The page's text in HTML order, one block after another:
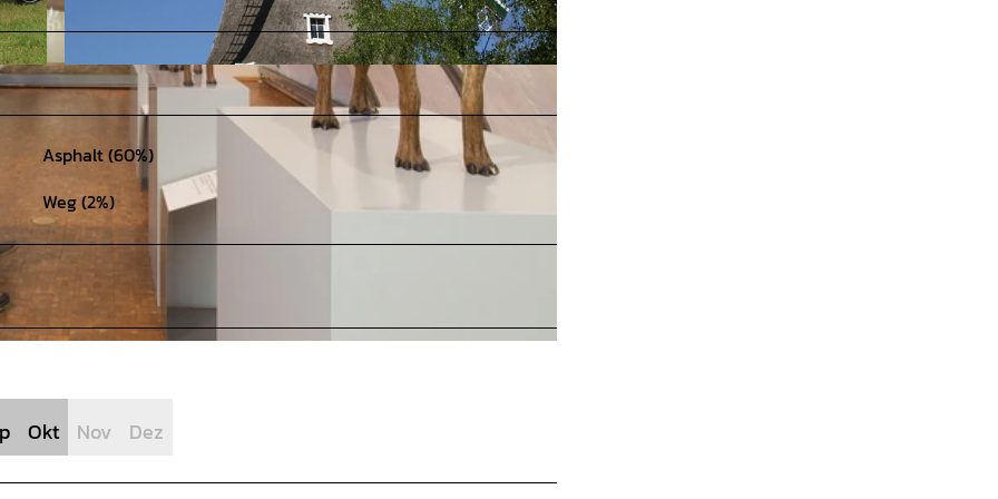
© Mittelweser-Touristik GmbH | CC-BY-SA
Asphalt (60%)
Weg (2%)
Okt Nov Dez